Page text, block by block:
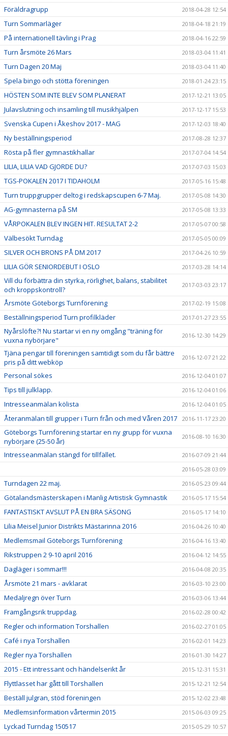
Föräldragrupp 2018-04-28 12:54
Turn Sommarläger 2018-04-18 21:19
På internationell tävling i Prag 2018-04-16 22:59
Turn årsmöte 26 Mars 2018-03-04 11:41
Turn Dagen 20 Maj 2018-03-04 11:40
Spela bingo och stötta föreningen 2018-01-24 23:15
HÖSTEN SOM INTE BLEV SOM PLANERAT 2017-12-21 13:05
Julavslutning och insamling till musikhjälpen 2017-12-17 15:53
Svenska Cupen i Åkeshov 2017 - MAG 2017-12-03 18:40
Ny beställningsperiod 2017-08-28 12:37
Rösta på fler gymnastikhallar 2017-07-04 14:54
LILIA, LILIA VAD GJORDE DU? 2017-07-03 15:03
TGS-POKALEN 2017 I TIDAHOLM 2017-05-16 15:48
Turn truppgrupper deltog i redskapscupen 6-7 Maj. 2017-05-08 14:30
AG-gymnasterna på SM 2017-05-08 13:33
VÅRPOKALEN BLEV INGEN HIT. RESULTAT 2-2 2017-05-07 00:58
Välbesökt Turndag 2017-05-05 00:09
SILVER OCH BRONS PÅ DM 2017 2017-04-26 10:59
LILIA GÖR SENIORDEBUT I OSLO 2017-03-28 14:14
Vill du förbättra din styrka, rörlighet, balans, stabilitet
och kroppskontroll?
2017-03-03 23:17
Årsmöte Göteborgs Turnförening 2017-02-19 15:08
Beställningsperiod Turn profilkläder 2017-01-27 23:55
Nyårslöfte?! Nu startar vi en ny omgång "träning för
vuxna nybörjare"
2016-12-30 14:29
Tjäna pengar till föreningen samtidigt som du får bättre
pris på ditt webköp
2016-12-07 21:22
Personal sökes 2016-12-04 01:07
Tips till julklapp. 2016-12-04 01:06
Intresseanmälan kölista 2016-12-04 01:05
Återanmälan till grupper i Turn från och med Våren 2017 2016-11-17 23:20
Göteborgs Turnförening startar en ny grupp för vuxna
nybörjare (25-50 år)
2016-08-10 16:30
Intresseanmälan stängd för tillfället.
2016-07-09 21:44
2016-05-28 03:09
Turndagen 22 maj. 2016-05-23 09:44
Götalandsmästerskapen i Manlig Artistisk Gymnastik 2016-05-17 15:54
FANTASTISKT AVSLUT PÅ EN BRA SÄSONG 2016-05-17 14:10
Lilia Meisel Junior Distrikts Mästarinna 2016 2016-04-26 10:40
Medlemsmail Göteborgs Turnförening 2016-04-16 13:40
Rikstruppen 2 9-10 april 2016 2016-04-12 14:55
Dagläger i sommar!!! 2016-04-08 20:35
Årsmöte 21 mars - avklarat 2016-03-10 23:00
Medaljregn över Turn 2016-03-06 13:44
Framgångsrik truppdag. 2016-02-28 00:42
Regler och information Torshallen 2016-02-27 01:05
Café i nya Torshallen 2016-02-01 14:23
Regler nya Torshallen 2016-01-30 14:27
2015 - Ett intressant och händelserikt år 2015-12-31 15:31
Flyttlasset har gått till Torshallen 2015-12-21 12:54
Beställ julgran, stöd föreningen 2015-12-02 23:48
Medlemsinformation vårtermin 2015 2015-06-03 09:25
Lyckad Turndag 150517 2015-05-29 10:57